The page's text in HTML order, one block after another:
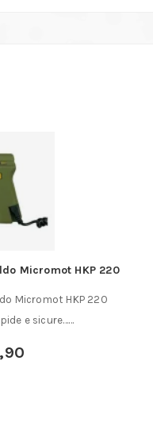
Micromot HKP 220
Micromot HKP 220
e sicure……